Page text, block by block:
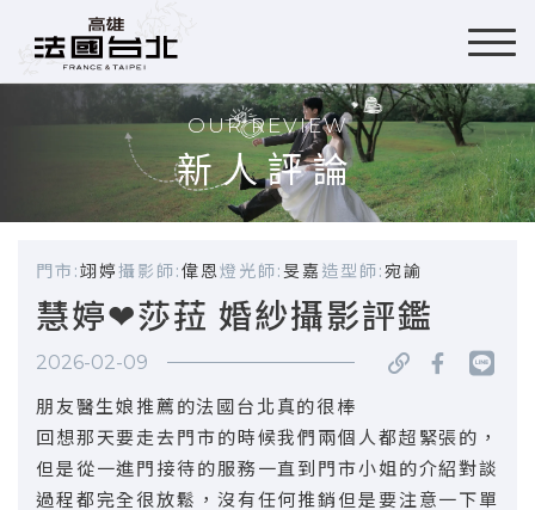
OUR REVIEW
新人評論
門市:翊婷攝影師:偉恩燈光師:旻嘉 造型師:宛諭
慧婷❤莎菈 婚紗攝影評鑑
2026-02-09
朋友醫生娘推薦的法國台北真的很棒
回想那天要走去門市的時候我們兩個人都超緊張的，
但是從一進門接待的服務一直到門市小姐的介紹對談
過程都完全很放鬆，沒有任何推銷但是要注意一下單